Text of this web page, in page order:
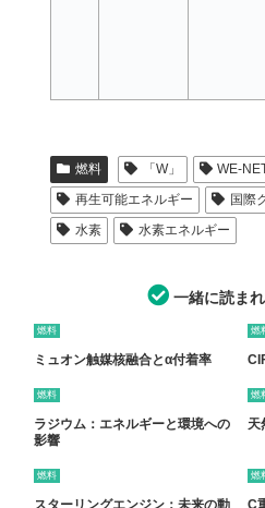
燃料 「W」 WE-
再生可能エネルギー
国際
水素
水素エネルギー
一緒に読ま
燃料
ミュオン触媒核融合とα付着率
燃
燃料
ラジウム：エネルギーと環境への
影響
燃
天
燃料 燃